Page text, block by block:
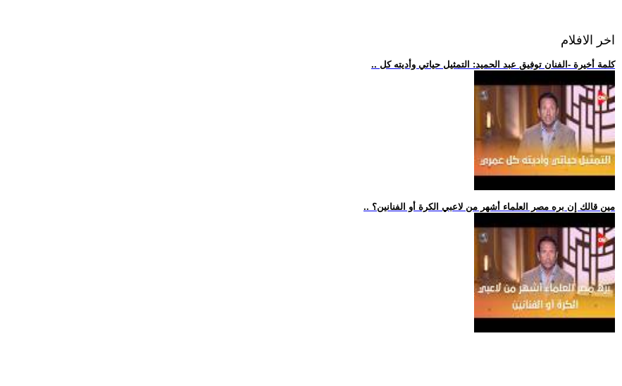
اخر الافلام
.. كلمة أخيرة -الفنان توفيق عبد الحميد: التمثيل حياتي وأديته كل
.. مين قالك إن بره مصر العلماء أشهر من لاعبي الكرة أو الفنانين؟